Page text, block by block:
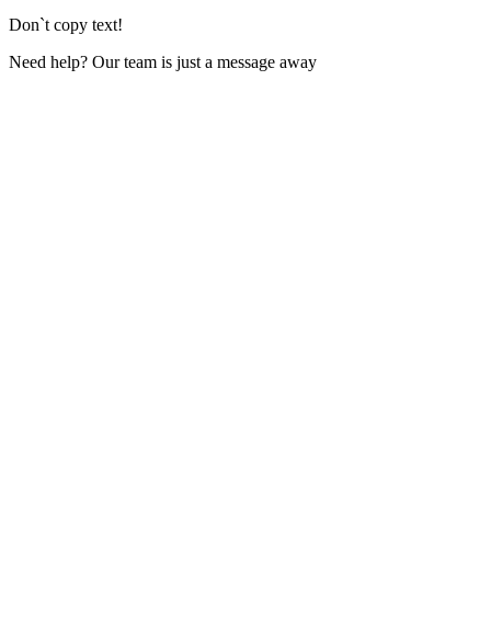
Don`t copy text!
Need help? Our team is just a message away